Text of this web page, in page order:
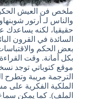
ملخص فن العيش
والناس لـ أرتور
حقيقيا، لكنه يساعدك
السائدة في القرون
بعض الحكم
الترجمة مريبة وتطرح
الملكية الفكرية على
الملف). كما يمكن